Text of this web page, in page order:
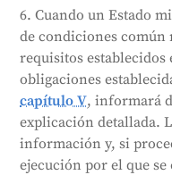
6. Cuando un Estado
de condiciones común
requisitos establecidos
obligaciones
capítulo V, informará
explicación detallada.
información y, si
ejecución por el que se